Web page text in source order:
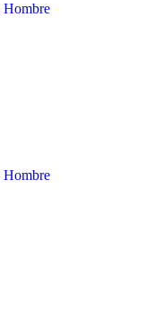
Hombre
Hombre